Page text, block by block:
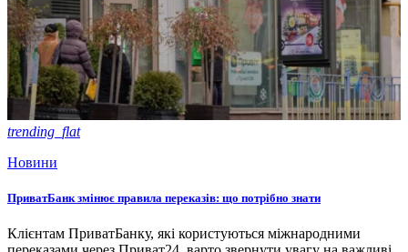
trending_flat
Новини
ПриватБанк змінює правила переказів: що потрібно знати
Клієнтам ПриватБанку, які користуються міжнародними